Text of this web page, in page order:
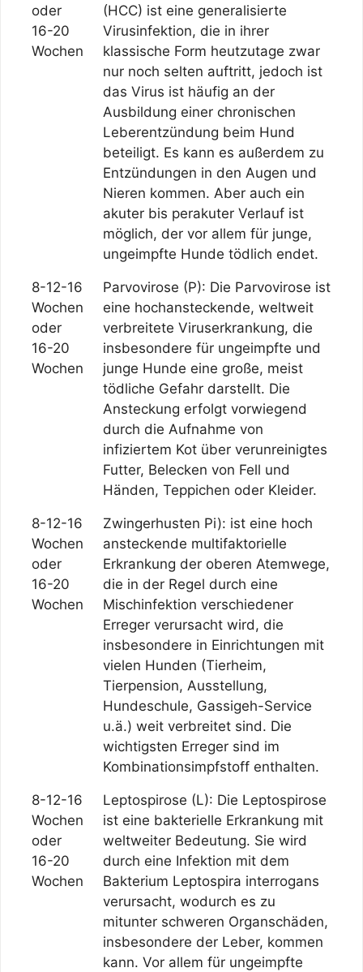
oder
16-20
Wochen
(HCC) ist eine generalisierte
Virusinfektion, die in ihrer
klassische Form heutzutage zwar
nur noch selten auftritt, jedoch ist
das Virus ist häufig an der
Ausbildung einer chronischen
Leberentzündung beim Hund
beteiligt. Es kann es außerdem zu
Entzündungen in den Augen und
Nieren kommen. Aber auch ein
akuter bis perakuter Verlauf ist
möglich, der vor allem für junge,
ungeimpfte Hunde tödlich endet.
8-12-16
Wochen
oder
16-20
Wochen
Parvovirose (P): Die Parvovirose ist
eine hochansteckende, weltweit
verbreitete Viruserkrankung, die
insbesondere für ungeimpfte und
junge Hunde eine große, meist
tödliche Gefahr darstellt. Die
Ansteckung erfolgt vorwiegend
durch die Aufnahme von
infiziertem Kot über verunreinigtes
Futter, Belecken von Fell und
Händen, Teppichen oder Kleider.
8-12-16
Wochen
oder
16-20
Wochen
Zwingerhusten Pi): ist eine hoch
ansteckende multifaktorielle
Erkrankung der oberen Atemwege,
die in der Regel durch eine
Mischinfektion verschiedener
Erreger verursacht wird, die
insbesondere in Einrichtungen mit
vielen Hunden (Tierheim,
Tierpension, Ausstellung,
Hundeschule, Gassigeh-Service
u.ä.) weit verbreitet sind. Die
wichtigsten Erreger sind im
Kombinationsimpfstoff enthalten.
8-12-16
Wochen
oder
16-20
Wochen
Leptospirose (L): Die Leptospirose
ist eine bakterielle Erkrankung mit
weltweiter Bedeutung. Sie wird
durch eine Infektion mit dem
Bakterium Leptospira interrogans
verursacht, wodurch es zu
mitunter schweren Organschäden,
insbesondere der Leber, kommen
kann. Vor allem für ungeimpfte